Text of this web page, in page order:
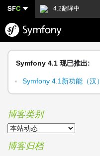
SFC 4.2翻译中
Symfony 4.1 现已推出:
Symfony 4.1新功能（汉）
博客类别
博客归档